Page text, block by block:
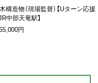
構造物（現場監督）【Uターン応援
中部天竜駅】
円